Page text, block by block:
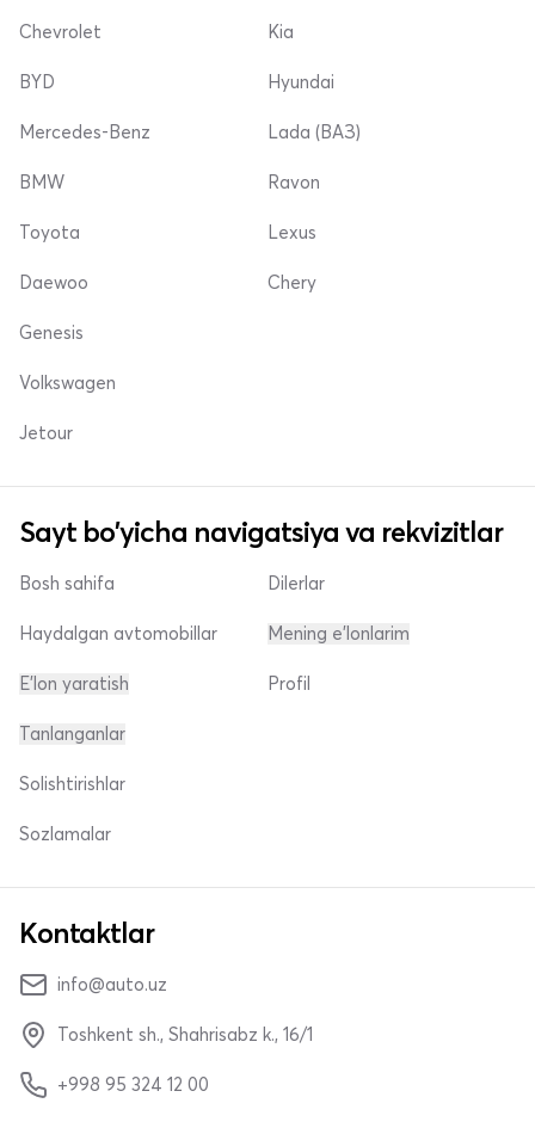
Chevrolet
BYD
Mercedes-Benz
Kia
Hyundai
Lada (ВАЗ)
BMW
Toyota
Daewoo
Ravon
Lexus
Chery
Genesis
Volkswagen
Jetour
Sayt bo'yicha navigatsiya va rekvizitlar
Bosh sahifa
Haydalgan avtomobillar
E'lon yaratish
Dilerlar
Mening e'lonlarim
Profil
Tanlanganlar
Solishtirishlar
Sozlamalar
Kontaktlar
info@auto.uz
Toshkent sh., Shahrisabz k., 16/1
+998 95 324 12 00